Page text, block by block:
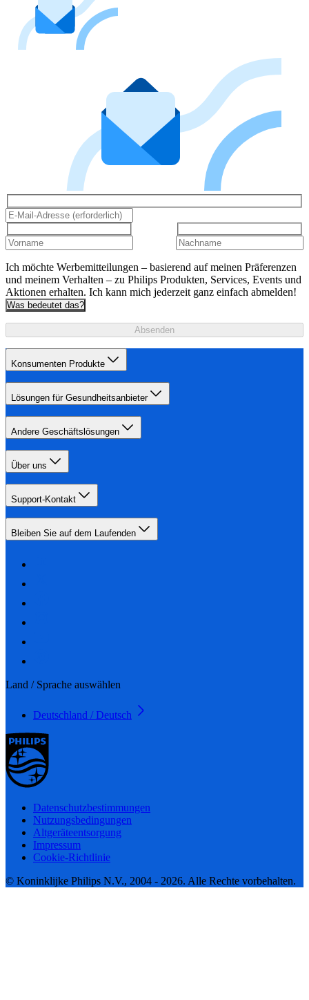
Ich möchte Werbemitteilungen – basierend auf meinen Präferenzen
und meinem Verhalten – zu Philips Produkten, Services, Events und
Aktionen erhalten. Ich kann mich jederzeit ganz einfach abmelden!
Was bedeutet das?
Absenden
Konsumenten Produkte
Lösungen für Gesundheitsanbieter
Andere Geschäftslösungen
Über uns
Support-Kontakt
Bleiben Sie auf dem Laufenden
Land / Sprache auswählen
Deutschland / Deutsch
Datenschutzbestimmungen
Nutzungsbedingungen
Altgeräteentsorgung
Impressum
Cookie-Richtlinie
© Koninklijke Philips N.V., 2004 - 2026. Alle Rechte vorbehalten.